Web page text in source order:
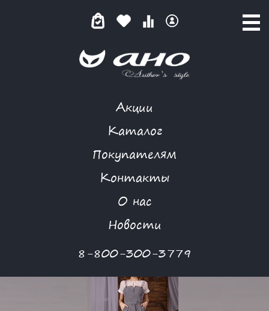
Акции
Каталог
Покупателям
Контакты
О нас
Новости
8-800-300-3779
КОМБИНЕЗОН